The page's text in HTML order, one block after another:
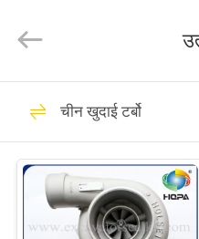
उत्पाद
Management
Services
All
Reserved.
खुदाई सील
चीन खुदाई टर्बो